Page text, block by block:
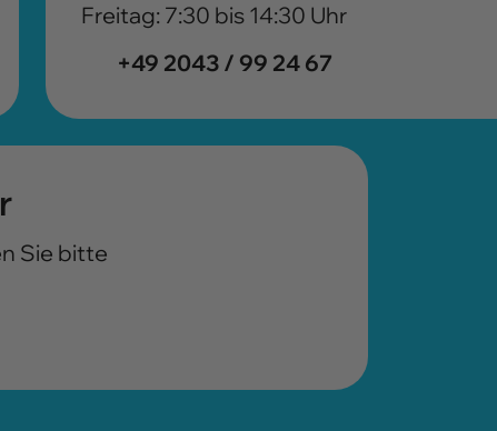
Freitag: 7:30 bis 14:30 Uhr
+49 2043 / 99 24 67
Sie bitte